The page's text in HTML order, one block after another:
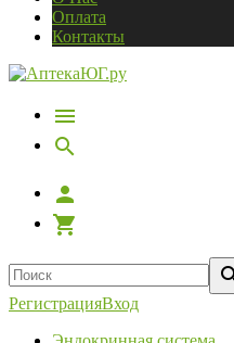
Оплата
Контакты
РегистрацияВход